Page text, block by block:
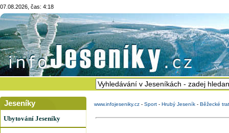
07.08.2026, čas: 4:18
Jeseníky
Ubytování Jeseníky
www.infojeseniky.cz - Sport - Hrubý Jeseník - Běžecké